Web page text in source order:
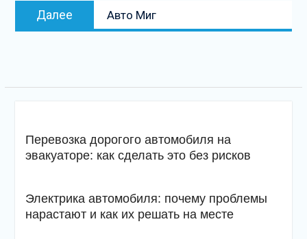
Далее
Следующая
запись
Авто Миг
Перевозка дорогого автомобиля на
эвакуаторе: как сделать это без рисков
Электрика автомобиля: почему проблемы
нарастают и как их решать на месте